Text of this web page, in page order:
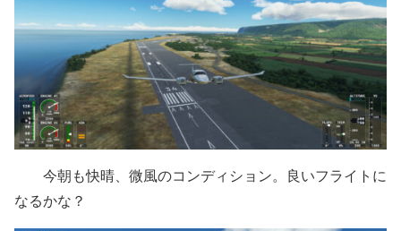
今朝も快晴、微風のコンディション。良いフライトに
なるかな？